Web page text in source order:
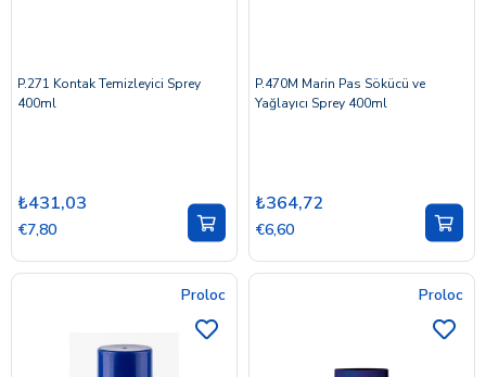
P.271 Kontak Temizleyici Sprey
400ml
₺431,03
€7,80
P.470M Marin Pas Sökücü ve
Yağlayıcı Sprey 400ml
₺364,72
€6,60
Proloc Proloc